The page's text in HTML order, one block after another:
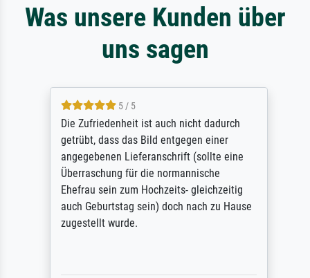
Was unsere Kunden über
uns sagen
5 / 5
Die Zufriedenheit ist auch nicht dadurch
getrübt, dass das Bild entgegen einer
angegebenen Lieferanschrift (sollte eine
Überraschung für die normannische
Ehefrau sein zum Hochzeits- gleichzeitig
auch Geburtstag sein) doch nach zu Hause
zugestellt wurde.